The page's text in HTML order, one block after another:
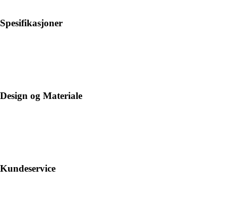
Spesifikasjoner
Design og Materiale
Kundeservice